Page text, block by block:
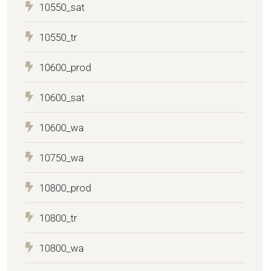
10550_sat
10550_tr
10600_prod
10600_sat
10600_wa
10750_wa
10800_prod
10800_tr
10800_wa